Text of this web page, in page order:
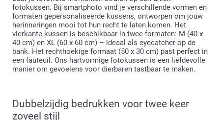
fotokussen. Bij smartphoto vind je verschillende vormen en
formaten gepersonaliseerde kussens, ontworpen om jouw
herinneringen mooi tot hun recht te laten komen. Het
vierkante kussen is beschikbaar in twee formaten: M (40 x
40 cm) en XL (60 x 60 cm) – ideaal als eyecatcher op de
bank. Het rechthoekige formaat (50 x 30 cm) past perfect in
een fauteuil. Ons hartvormige fotokussen is een liefdevolle
manier om gevoelens voor dierbaren tastbaar te maken.
Dubbelzijdig bedrukken voor twee keer
zoveel stijl